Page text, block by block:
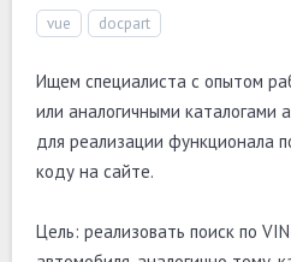
vue docpart
Ищем специалиста с опытом
или аналогичными каталогами
для реализации функционала
коду на сайте.
Цель: реализовать поиск по